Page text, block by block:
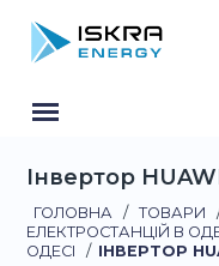
Інвертор
ГОЛОВНА / ТОВАРИ
ЕЛЕКТРОСТАНЦІЙ В
ОДЕСІ
/ ІНВЕРТОР